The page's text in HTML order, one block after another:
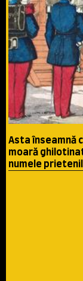
Asta înseamnă
moară
numele